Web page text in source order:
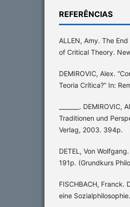
REFERÊNCIAS
ALLEN, Amy. The
of Critical Theory.
DEMIROVIC, Alex.
Teoria Crítica?” In:
_______.
Traditionen und
Verlag, 2003. 394p.
DETEL, Von
191p. (Grundkurs
FISCHBACH, Franck.
eine